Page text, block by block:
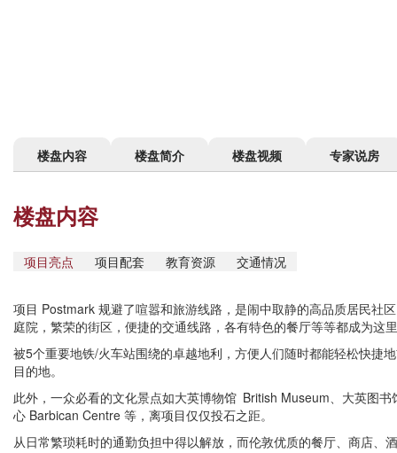
楼盘内容 楼盘简介 楼盘视频 专家说房
楼盘内容
项目亮点 项目配套 教育资源 交通情况
项目 Postmark 规避了喧嚣和旅游线路，是闹中取静的高品质居民社
庭院，繁荣的街区，便捷的交通线路，各有特色的餐厅等等都成为这
被5个重要地铁/火车站围绕的卓越地利，方便人们随时都能轻松快捷
目的地。
此外，一众必看的文化景点如大英博物馆 British Museum、大英图
心 Barbican Centre 等，离项目仅仅投石之距。
从日常繁琐耗时的通勤负担中得以解放，而伦敦优质的餐厅、商店、